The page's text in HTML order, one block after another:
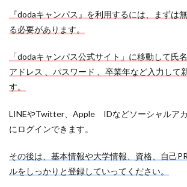
『dodaキャンパス』を利用するには、まずは
る必要があります。
「dodaキャンパス公式サイト」に移動して氏
アドレス 、パスワード 、卒業年など入力して
す。
LINEやTwitter、Apple IDなどソーシャルア
にログインできます。
その後は、基本情報や大学情報、資格、自己
ルをしっかりと登録していってください。